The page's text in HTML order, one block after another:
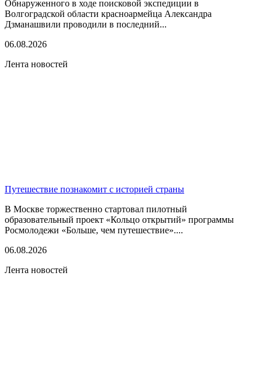
Обнаруженного в ходе поисковой экспедиции в
Волгоградской области красноармейца Александра
Дзманашвили проводили в последний...
06.08.2026
Лента новостей
Путешествие познакомит с историей страны
В Москве торжественно стартовал пилотный
образовательный проект «Кольцо открытий» программы
Росмолодежи «Больше, чем путешествие»....
06.08.2026
Лента новостей